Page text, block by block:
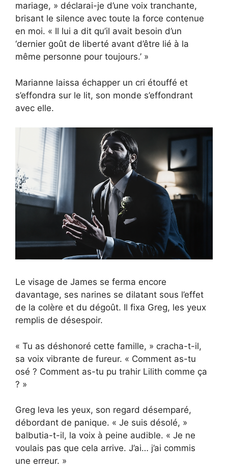
mariage, » déclarai-je d’une voix tranchante,
brisant le silence avec toute la force contenue
en moi. « Il lui a dit qu’il avait besoin d’un
‘dernier goût de liberté avant d’être lié à la
même personne pour toujours.’ »
Marianne laissa échapper un cri étouffé et
s’effondra sur le lit, son monde s’effondrant
avec elle.
Le visage de James se ferma encore
davantage, ses narines se dilatant sous l’effet
de la colère et du dégoût. Il fixa Greg, les yeux
remplis de désespoir.
« Tu as déshonoré cette famille, » cracha-t-il,
sa voix vibrante de fureur. « Comment as-tu
osé ? Comment as-tu pu trahir Lilith comme ça
? »
Greg leva les yeux, son regard désemparé,
débordant de panique. « Je suis désolé, »
balbutia-t-il, la voix à peine audible. « Je ne
voulais pas que cela arrive. J’ai… j’ai commis
une erreur. »